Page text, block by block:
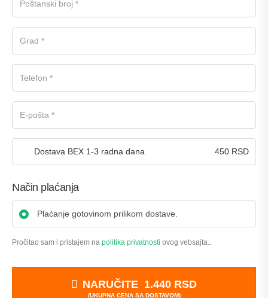
Dostava BEX 1-3 radna dana 450 RSD
Način plaćanja
Plaćanje gotovinom prilikom dostave.
Pročitao sam i pristajem na politika privatnosti ovog vebsajta..
NARUČITE 1.440 RSD